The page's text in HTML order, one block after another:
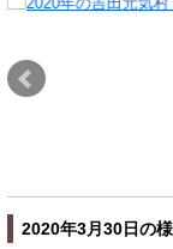
2020年3月30日の